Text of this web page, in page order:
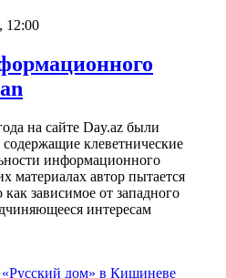
12:00
на сайте Day.az были
клеветнические
информационного
материалах автор пытается
как зависимое от западного
интересам